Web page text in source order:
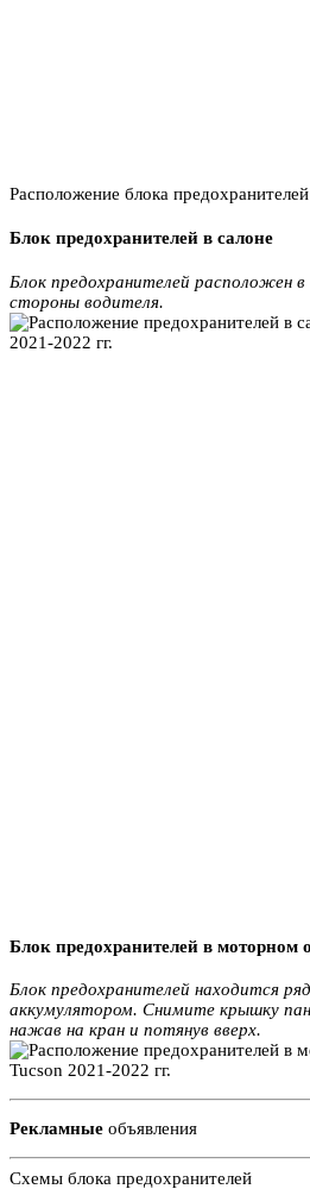
Расположение блока предохранителей
Блок предохранителей в салоне
Блок предохранителей расположен в
стороны водителя.
Блок предохранителей в моторном
Блок предохранителей находится
аккумулятором. Снимите крышку
нажав на кран и потянув вверх.
Рекламные объявления
Схемы блока предохранителей